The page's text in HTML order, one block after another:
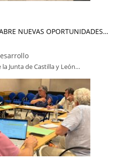
NUEVAS OPORTUNIDADES…
la Junta de Castilla y León…